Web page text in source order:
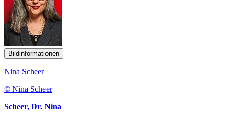
Bildinformationen
Nina Scheer
© Nina Scheer
Scheer, Dr. Nina